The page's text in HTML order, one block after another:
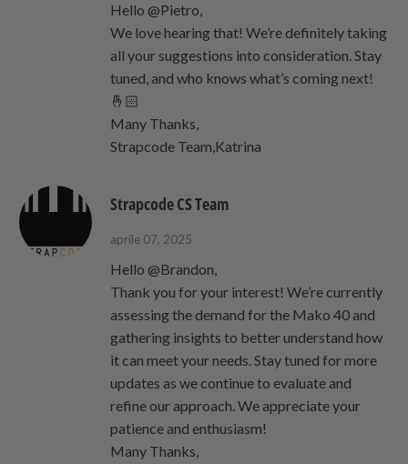
Hello @Pietro,
We love hearing that! We’re definitely taking
all your suggestions into consideration. Stay
tuned, and who knows what’s coming next!
🤞🏻
Many Thanks,
Strapcode Team,Katrina
Strapcode CS Team
aprile 07, 2025
Hello @Brandon,
Thank you for your interest! We’re currently
assessing the demand for the Mako 40 and
gathering insights to better understand how
it can meet your needs. Stay tuned for more
updates as we continue to evaluate and
refine our approach. We appreciate your
patience and enthusiasm!
Many Thanks,